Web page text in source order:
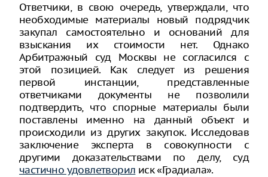
Ответчики, в свою очередь, утверждали, что
необходимые материалы новый подрядчик
закупал самостоятельно и оснований для
взыскания их стоимости нет. Однако
Арбитражный суд Москвы не согласился с
этой позицией. Как следует из решения
первой инстанции, представленные
ответчиками документы не позволили
подтвердить, что спорные материалы были
поставлены именно на данный объект и
происходили из других закупок. Исследовав
заключение эксперта в совокупности с
другими доказательствами по делу, суд
частично удовлетворил иск «Градиала».